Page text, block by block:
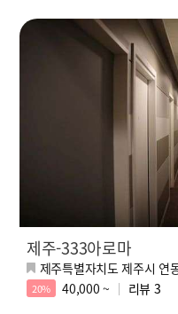
제주-333아로마
제주특별자치도 제주시 연
20% 40,000 ~ 리뷰 3